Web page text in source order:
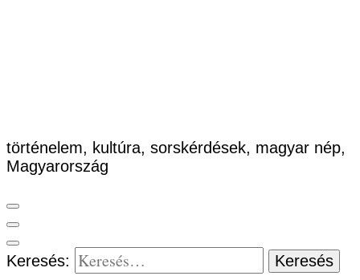
történelem, kultúra, sorskérdések, magyar nép,
Magyarország
Keresés: